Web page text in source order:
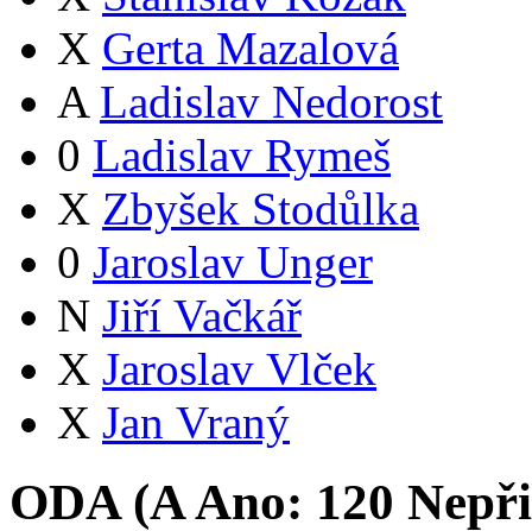
X Gerta Mazalová
A Ladislav Nedorost
0 Ladislav Rymeš
X Zbyšek Stodůlka
0 Jaroslav Unger
N Jiří Vačkář
X Jaroslav Vlček
X Jan Vraný
ODA (AAno: 120